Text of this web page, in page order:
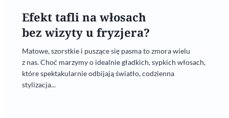
Efekt tafli na włosach
bez wizyty u fryzjera?
Matowe, szorstkie i puszące się pasma to zmora wielu
z nas. Choć marzymy o idealnie gładkich, sypkich włosach,
które spektakularnie odbijają światło, codzienna
stylizacja...